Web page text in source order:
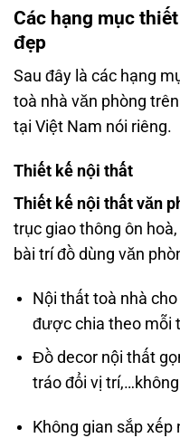
Các hạng mục
đẹp
Sau đây là các hạng
toà nhà văn phòng
tại Việt Nam nói riêng.
Thiết kế nội thất
Thiết kế nội thất văn
trục giao thông ôn
bài trí đồ dùng văn
Nội thất toà nhà
được chia theo mỗi
Đồ decor nội thất
tráo đổi vị
Không gian sắp